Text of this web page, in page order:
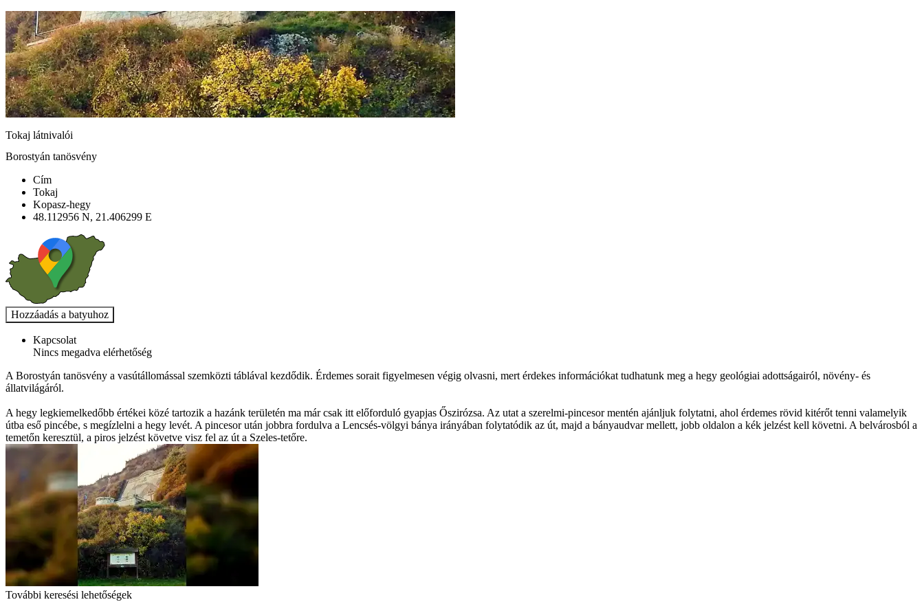
Tokaj látnivalói
Borostyán tanösvény
Cím
Tokaj
Kopasz-hegy
48.112956 N, 21.406299 E
Kapcsolat
Nincs megadva elérhetőség
A Borostyán tanösvény a vasútállomással szemközti táblával kezdődik. Érdemes sorait figyelmesen végig olvasni, mert érdekes információkat tudhatunk meg a hegy geológiai adottságairól, növény- és
állatvilágáról.
A hegy legkiemelkedőbb értékei közé tartozik a hazánk területén ma már csak itt előforduló gyapjas Őszirózsa. Az utat a szerelmi-pincesor mentén ajánljuk folytatni, ahol érdemes rövid kitérőt tenni valamelyik
útba eső pincébe, s megízlelni a hegy levét. A pincesor után jobbra fordulva a Lencsés-völgyi bánya irányában folytatódik az út, majd a bányaudvar mellett, jobb oldalon a kék jelzést kell követni. A belvárosból a
temetőn keresztül, a piros jelzést követve visz fel az út a Szeles-tetőre.
További keresési lehetőségek